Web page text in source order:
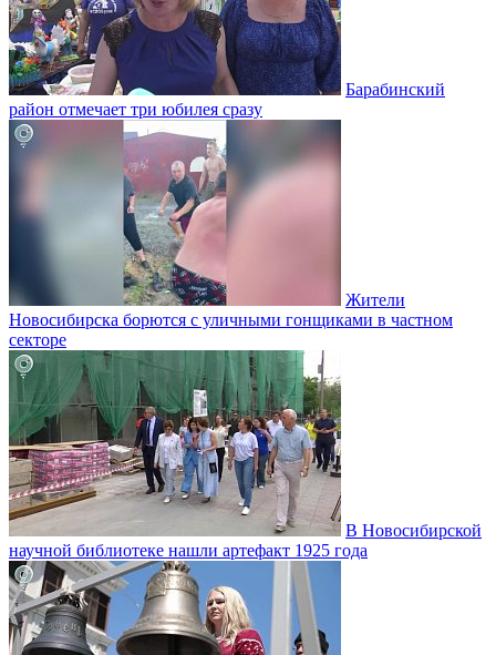
Барабинский
район отмечает три юбилея сразу
Жители
Новосибирска борются с уличными гонщиками в частном
секторе
В Новосибирской
научной библиотеке нашли артефакт 1925 года